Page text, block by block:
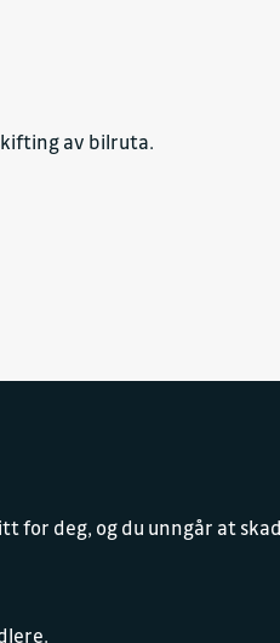
av bilruta.
for deg, og du unngår at